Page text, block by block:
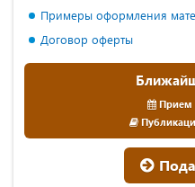
Примеры оформления
Договор оферты
Прием